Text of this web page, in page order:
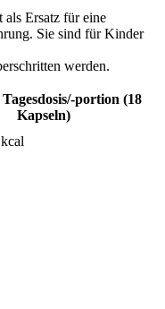
als Ersatz für eine
Sie sind für Kinder
werden.
portion (18
Kapseln)